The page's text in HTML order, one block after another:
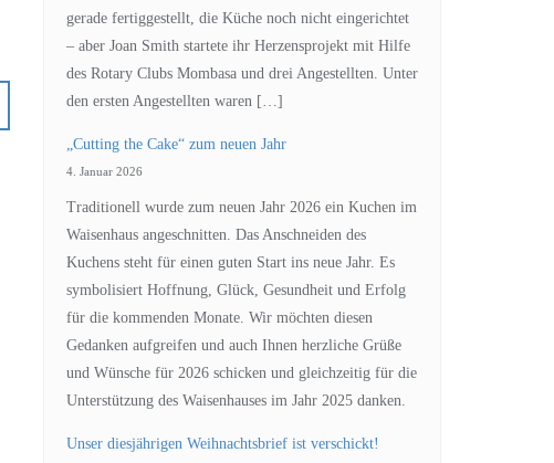
gerade fertiggestellt, die Küche noch nicht eingerichtet
– aber Joan Smith startete ihr Herzensprojekt mit Hilfe
des Rotary Clubs Mombasa und drei Angestellten. Unter
den ersten Angestellten waren […]
„Cutting the Cake“ zum neuen Jahr
4. Januar 2026
Traditionell wurde zum neuen Jahr 2026 ein Kuchen im
Waisenhaus angeschnitten. Das Anschneiden des
Kuchens steht für einen guten Start ins neue Jahr. Es
symbolisiert Hoffnung, Glück, Gesundheit und Erfolg
für die kommenden Monate. Wir möchten diesen
Gedanken aufgreifen und auch Ihnen herzliche Grüße
und Wünsche für 2026 schicken und gleichzeitig für die
Unterstützung des Waisenhauses im Jahr 2025 danken.
Unser diesjährigen Weihnachtsbrief ist verschickt!